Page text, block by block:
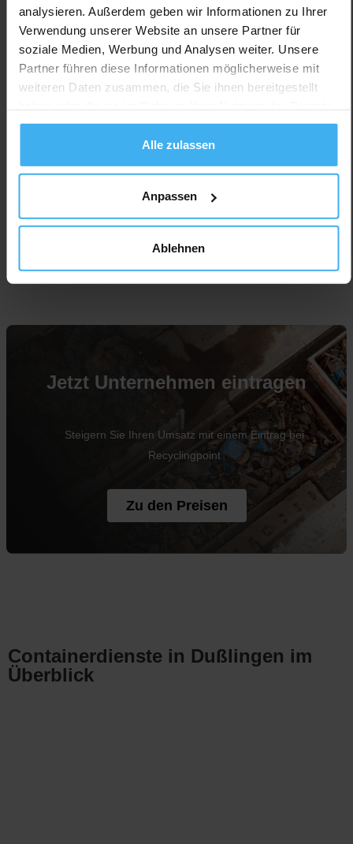
analysieren. Außerdem geben wir Informationen zu Ihrer
Verwendung unserer Website an unsere Partner für
soziale Medien, Werbung und Analysen weiter. Unsere
Partner führen diese Informationen möglicherweise mit
weiteren Daten zusammen, die Sie ihnen bereitgestellt
gesammelt haben.
Alle zulassen
Anpassen
Ablehnen
Günter Seif KippTransp. Containerdienst
Noch keine Bewertung
Im Steinig, 72144 Dußlingen, Deutschland
Jetzt Anrufen
Für Unternehmen
Jetzt Unternehmen eintragen
Steigern Sie Ihren Umsatz mit einem Eintrag bei
Recyclingpoint
Zu den Preisen
Containerdienste in Dußlingen im
Überblick